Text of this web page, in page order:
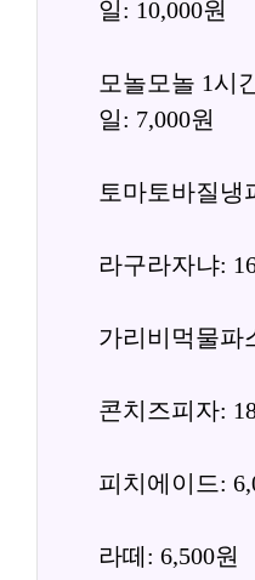
일: 10,000원
모놀모놀 1시
일: 7,000원
토마토바질냉
라구라자냐:
가리비먹물파
콘치즈피자:
피치에이드:
라떼: 6,500원